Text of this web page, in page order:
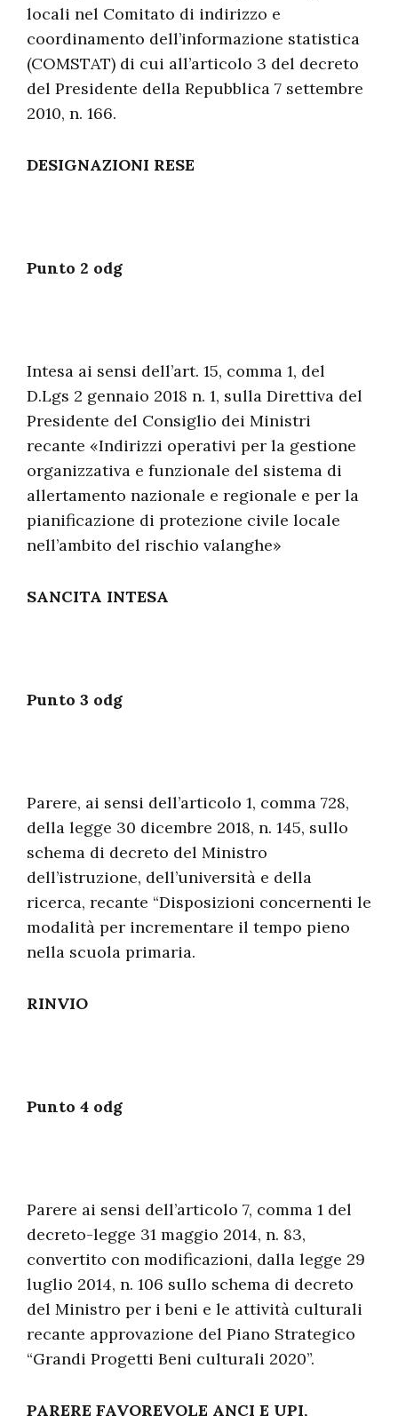
locali nel Comitato di indirizzo e
coordinamento dell’informazione statistica
(COMSTAT) di cui all’articolo 3 del decreto
del Presidente della Repubblica 7 settembre
2010, n. 166.
DESIGNAZIONI RESE
Punto 2 odg
Intesa ai sensi dell’art. 15, comma 1, del
D.Lgs 2 gennaio 2018 n. 1, sulla Direttiva del
Presidente del Consiglio dei Ministri
recante «Indirizzi operativi per la gestione
organizzativa e funzionale del sistema di
allertamento nazionale e regionale e per la
pianificazione di protezione civile locale
nell’ambito del rischio valanghe»
SANCITA INTESA
Punto 3 odg
Parere, ai sensi dell’articolo 1, comma 728,
della legge 30 dicembre 2018, n. 145, sullo
schema di decreto del Ministro
dell’istruzione, dell’università e della
ricerca, recante “Disposizioni concernenti le
modalità per incrementare il tempo pieno
nella scuola primaria.
RINVIO
Punto 4 odg
Parere ai sensi dell’articolo 7, comma 1 del
decreto-legge 31 maggio 2014, n. 83,
convertito con modificazioni, dalla legge 29
luglio 2014, n. 106 sullo schema di decreto
del Ministro per i beni e le attività culturali
recante approvazione del Piano Strategico
“Grandi Progetti Beni culturali 2020”.
PARERE FAVOREVOLE ANCI E UPI,